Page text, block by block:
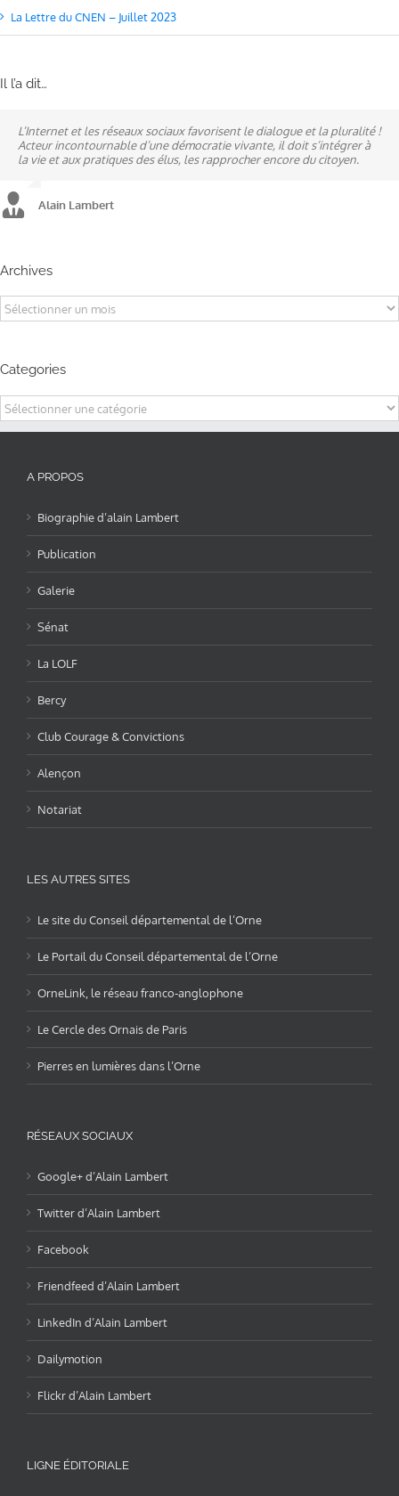
La Lettre du CNEN – Juillet 2023
Il l’a dit…
L’Internet et les réseaux sociaux favorisent le dialogue et la pluralité !
Acteur incontournable d’une démocratie vivante, il doit s’intégrer à
la vie et aux pratiques des élus, les rapprocher encore du citoyen.
Alain Lambert
Ne pas subir, mais construire son destin, telle est la philosophie qui
n’a cessé de mobiliser la ville d’Alençon, son agglomération et ses
élus.
Alain Lambert
A mes yeux, la politique est synonyme de service : un sénateur doit
être au service des élus et des communes comme un maire sait si bien
l’être au service des habitants.
Alain Lambert
Archives
Archives
Categories
Categories
A PROPOS
Biographie d’alain Lambert
Publication
Galerie
Sénat
La LOLF
Bercy
Club Courage & Convictions
Alençon
Notariat
LES AUTRES SITES
Le site du Conseil départemental de l’Orne
Le Portail du Conseil départemental de l’Orne
OrneLink, le réseau franco-anglophone
Le Cercle des Ornais de Paris
Pierres en lumières dans l’Orne
RÉSEAUX SOCIAUX
Google+ d’Alain Lambert
Twitter d’Alain Lambert
Facebook
Friendfeed d’Alain Lambert
LinkedIn d’Alain Lambert
Dailymotion
Flickr d’Alain Lambert
LIGNE ÉDITORIALE